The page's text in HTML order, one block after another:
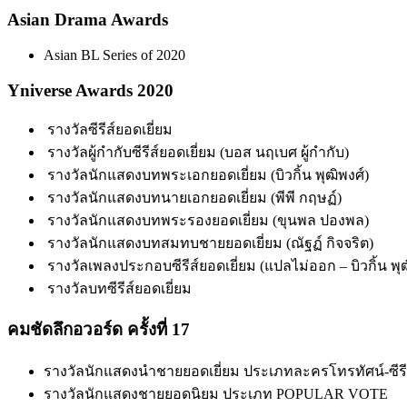
Asian Drama Awards
Asian BL Series of 2020
Yniverse Awards 2020
รางวัลซีรีส์ยอดเยี่ยม
รางวัลผู้กำกับซีรีส์ยอดเยี่ยม (บอส นฤเบศ ผู้กำกับ)
รางวัลนักแสดงบทพระเอกยอดเยี่ยม (บิวกิ้น พุฒิพงศ์)
รางวัลนักแสดงบทนายเอกยอดเยี่ยม (พีพี กฤษฏ์)
รางวัลนักแสดงบทพระรองยอดเยี่ยม (ขุนพล ปองพล)
รางวัลนักแสดงบทสมทบชายยอดเยี่ยม (ณัฐฏ์ กิจจริต)
รางวัลเพลงประกอบซีรีส์ยอดเยี่ยม (แปลไม่ออก – บิวกิ้น
รางวัลบทซีรีส์ยอดเยี่ยม
คมชัดลึกอวอร์ด ครั้งที่ 17
รางวัลนักแสดงนำชายยอดเยี่ยม ประเภทละครโทรทัศน์-ซี
รางวัลนักแสดงชายยอดนิยม ประเภท POPULAR VOTE